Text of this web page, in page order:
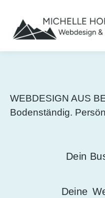
WEBDESIGN AUS
Bodenständig.
Dein
Deine